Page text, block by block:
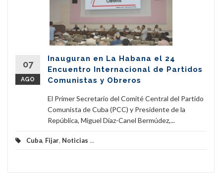
07
AGO
Inauguran en La Habana el 24
Encuentro Internacional de Partidos
Comunistas y Obreros
El Primer Secretario del Comité Central del Partido
Comunista de Cuba (PCC) y Presidente de la
República, Miguel Díaz-Canel Bermúdez,...
Cuba, Fijar, Noticias ...